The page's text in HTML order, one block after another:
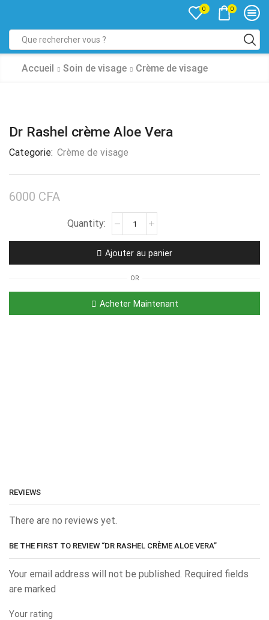
0 0
Accueil Soin de visage Crème de visage
Dr Rashel crème Aloe Vera
Categorie: Crème de visage
6000 CFA
Ajouter au panier
OR
Acheter Maintenant
REVIEWS
There are no reviews yet.
BE THE FIRST TO REVIEW “DR RASHEL CRÈME ALOE VERA”
Your email address will not be published. Required fields
are marked
Your rating